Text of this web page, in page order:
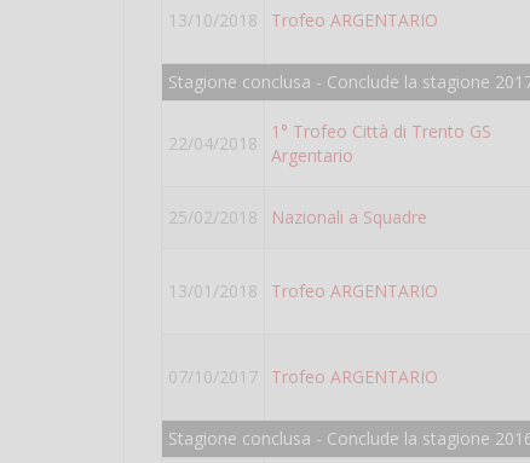
13/10/2018 Trofeo ARGENTARIO
Stagione conclusa - Conclude la stagione
22/04/2018
1° Trofeo Città di Trento GS
Argentario
25/02/2018 Nazionali a Squadre
13/01/2018 Trofeo ARGENTARIO
07/10/2017 Trofeo ARGENTARIO
Stagione conclusa - Conclude la stagione